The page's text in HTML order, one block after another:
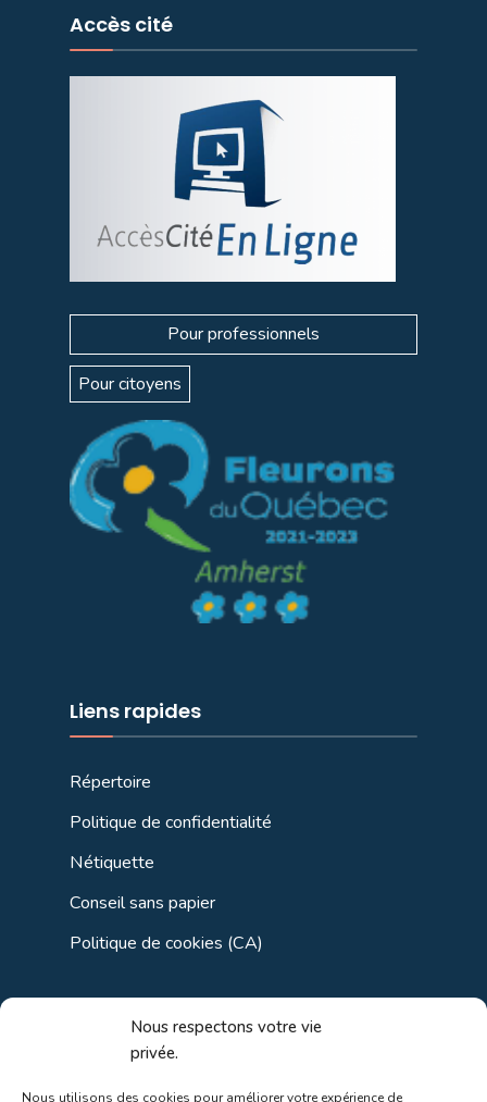
Nous respectons votre vie
privée.
Nous utilisons des cookies pour améliorer votre expérience de
Accès cité
Pour professionnels
Pour citoyens
Liens rapides
Répertoire
Politique de confidentialité
Nétiquette
Conseil sans papier
Politique de cookies (CA)
Liens utiles
Liens régionaux